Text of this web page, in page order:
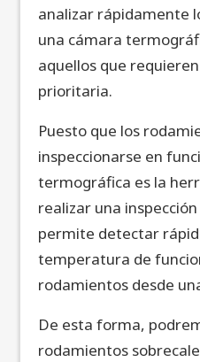
analizar rápidamente
una cámara
aquellos que
prioritaria.
Puesto que los
inspeccionarse en
termográfica es la
realizar una
permite detectar
temperatura de
rodamientos desde
De esta forma,
rodamientos